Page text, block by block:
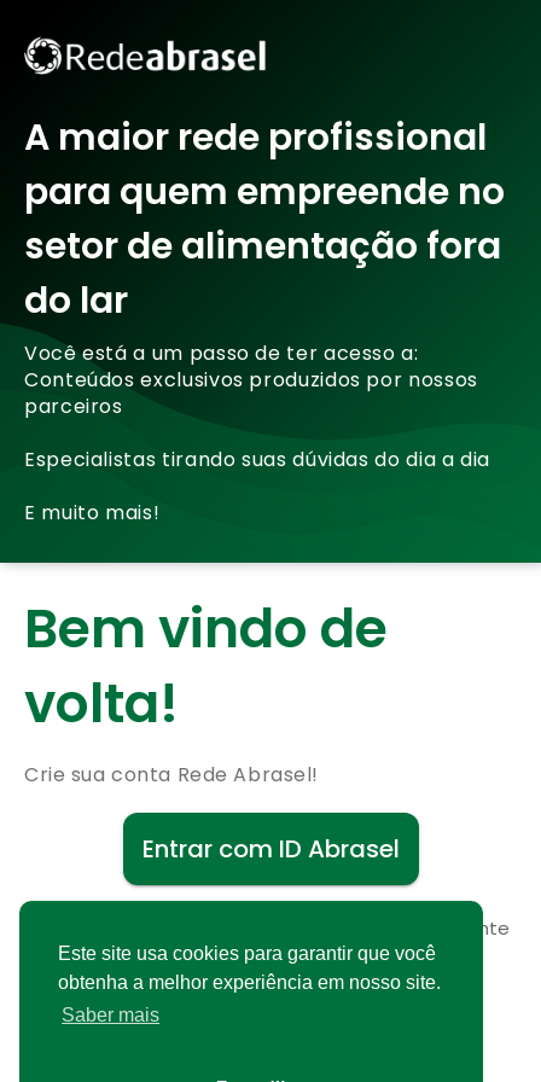
Este site usa cookies para garantir que você
obtenha a melhor experiência em nosso site.
Saber mais
A maior rede profissional
para quem empreende no
setor de alimentação fora
do lar
Você está a um passo de ter acesso a:
Conteúdos exclusivos produzidos por nossos
parceiros
Especialistas tirando suas dúvidas do dia a dia
E muito mais!
Bem vindo de
volta!
Crie sua conta Rede Abrasel!
Entrar com ID Abrasel
Cadastre-se gratuitamente